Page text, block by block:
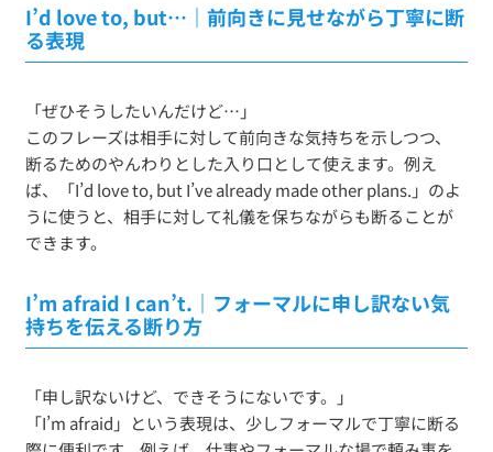
I’d love to, but…｜前向きに見せながら丁寧に断
る表現
「ぜひそうしたいんだけど…」
このフレーズは相手に対して前向きな気持ちを示しつつ、
断るためのやんわりとした入り口として使えます。例え
ば、「I’d love to, but I’ve already made other plans.」のよ
うに使うと、相手に対して礼儀を保ちながらも断ることが
できます。
I’m afraid I can’t.｜フォーマルに申し訳ない気
持ちを伝える断り方
「申し訳ないけど、できそうにないです。」
「I’m afraid」という表現は、少しフォーマルで丁寧に断る